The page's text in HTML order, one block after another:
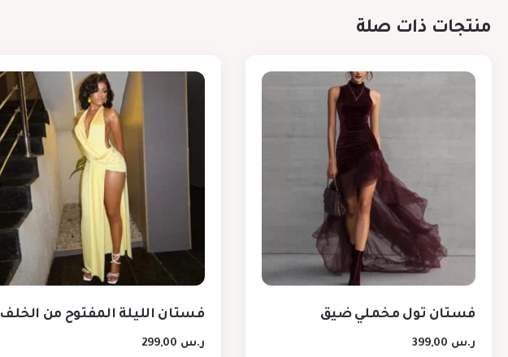
منتجات ذات صلة
فستان تول مخملي ضيق
ر.س
فستان الليلة المفتوح من الخلف
ر.س